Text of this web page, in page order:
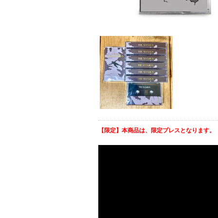
【限定】本商品は、限定プレスとなります。